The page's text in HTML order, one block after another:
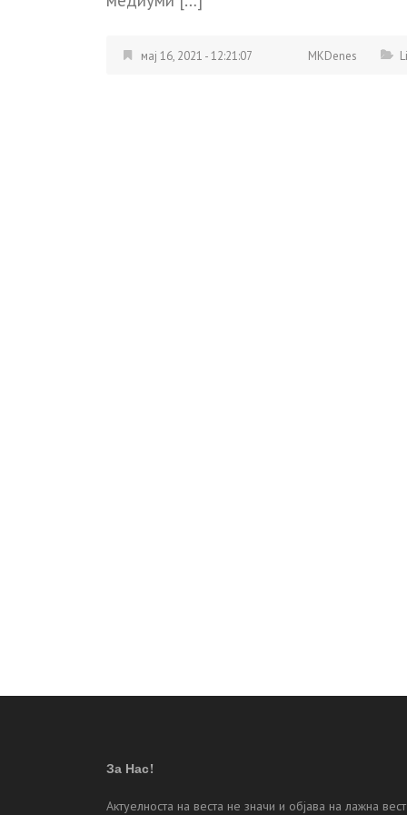
мај 16, 2021 - 12:21:07 MKDenes
За Нас!
Актуелноста на веста не значи и објава на лажна